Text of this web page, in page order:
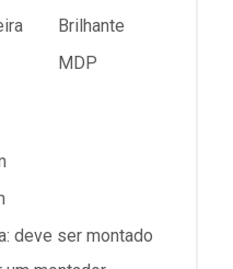
Brilhante
MDP
deve ser montado